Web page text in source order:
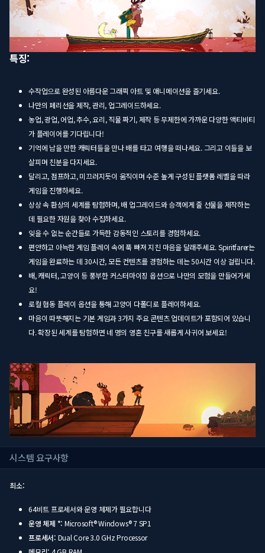
특징:
수작업으로 완성된 아름다운 그래픽 아트 및 애니메이션을 즐기세요.
나만의 페리선을 제작, 관리, 업그레이드하세요.
농업, 광업, 어업, 추수, 요리, 직물 짜기, 제작 등 무제한에 가까운 다양한 액티비티
가 플레이어를 기다립니다!
기억에 남을 만한 캐릭터들을 만나 배를 타고 여행을 떠나세요. 그리고 이들을 보
살피며 친분을 다지세요.
달리고, 점프하고, 미끄러지듯이 움직이며 수준 높게 구성된 플랫폼 레벨을 따라
게임을 진행하세요.
상상 속 환상의 세계를 탐험하며, 배 업그레이드와 승객에게 줄 선물을 제작하는
데 필요한 자원을 찾아 수집하세요.
잊을 수 없는 순간들로 가득한 감동적인 스토리를 경험하세요.
편안하고 아늑한 게임 플레이 속에 푹 빠져 지친 마음을 달래주세요. Spiritfarer는
게임을 완료하는 데 30시간, 모든 컨텐츠를 경험하는 데는 50시간 이상 걸립니다.
배, 캐릭터, 고양이 등 풍부한 커스터마이징 옵션으로 나만의 모험을 만들어가세
요!
로컬 협동 플레이 옵션을 통해 고양이 다폴디로 플레이하세요.
마음이 따뜻해지는 기본 게임과 3가지 주요 콘텐츠 업데이트가 포함되어 있습니
다. 확장된 세계를 탐험하면 네 명의 영혼 친구를 새롭게 사귀어 보세요!
시스템 요구사항
최소:
64비트 프로세서와 운영 체제가 필요합니다
운영 체제 *: Microsoft® Windows® 7 SP1
프로세서: Dual Core 3.0 GHz Processor